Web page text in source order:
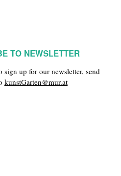
TO NEWSLETTER
sign up for our newsletter, send
kunstGarten@mur.at